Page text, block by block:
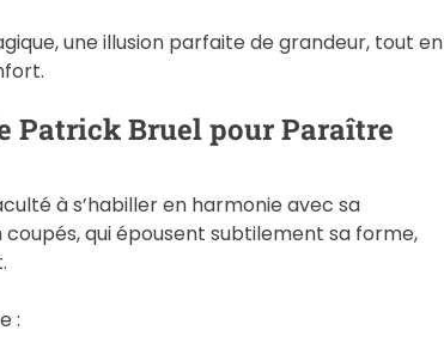
une illusion parfaite de grandeur, tout en
Patrick Bruel pour Paraître
à s’habiller en harmonie avec sa
qui épousent subtilement sa forme,
: